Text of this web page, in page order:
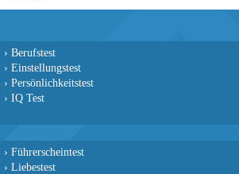
› Berufstest
› Einstellungstest
› Persönlichkeitstest
› IQ Test
› Führerscheintest
› Liebestest